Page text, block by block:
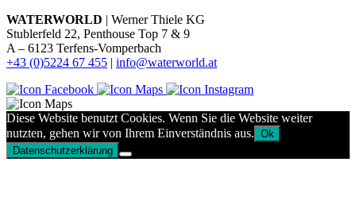
WATERWORLD | Werner Thiele KG
Stublerfeld 22, Penthouse Top 7 & 9
A – 6123 Terfens-Vomperbach
+43 (0)5224 67 455 | info@waterworld.at
Diese Website benutzt Cookies. Wenn Sie die Website weiter
nutzten, gehen wir von Ihrem Einverständnis aus. Ok
Datenschutzerklärung